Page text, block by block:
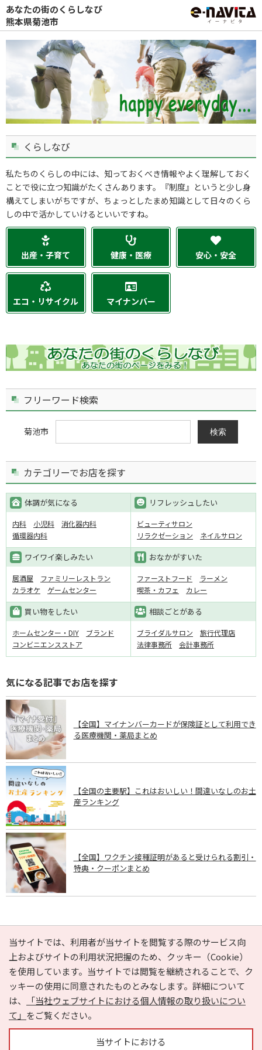
あなたの街のくらしなび
熊本県菊池市
くらしなび
私たちのくらしの中には、知っておくべき情報やよく理解しておく
ことで役に立つ知識がたくさんあります。『制度』というと少し身
構えてしまいがちですが、ちょっとしたまめ知識として日々のくら
しの中で活かしていけるといいですね。
出産・子育て 健康・医療 安心・安全
エコ・リサイクル マイナンバー
フリーワード検索
菊池市 検索
カテゴリーでお店を探す
体調が気になる
内科 小児科
消化器内科
循環器内科
リフレッシュしたい
ビューティサロン
リラクゼーション
ネイルサロン
ワイワイ楽しみたい
居酒屋
ファミリーレストラン
カラオケ
ゲームセンター
おなかがすいた
ファーストフード
ラーメン
喫茶・カフェ
カレー
買い物をしたい
ホームセンター・DIY
ブランド
コンビニエンスストア
相談ごとがある
ブライダルサロン
旅行代理店
法律事務所
会計事務所
気になる記事でお店を探す
【全国】マイナンバーカードが保険証として利用でき
る医療機関・薬局まとめ
【全国の主要駅】これはおいしい！間違いなしのお土
産ランキング
【全国】ワクチン接種証明があると受けられる割引・
特典・クーポンまとめ
PAGE TOP
当サイトでは、利用者が当サイトを閲覧する際のサービス向
上およびサイトの利用状況把握のため、クッキー（Cookie）
を使用しています。当サイトでは閲覧を継続されることで、ク
ッキーの使用に同意されたものとみなします。詳細について
は、
「当社ウェブサイトにおける個人情報の取り扱いについ
て」 をご覧ください。
当サイトにおける
e-NAVITA（イーナビタ）とは？ お気に入り
ヘルプ
利用規約
個人情報の取り扱いについて
運営会社
サイトマップ
広告掲載に関するお問い合わせ